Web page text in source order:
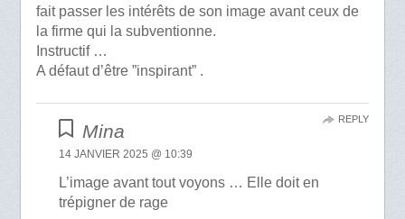
fait passer les intérêts de son image avant ceux de
la firme qui la subventionne.
Instructif …
A défaut d’être ”inspirant” .
Mina
14 JANVIER 2025 @ 10:39
L’image avant tout voyons … Elle doit en
trépigner de rage
REPLY